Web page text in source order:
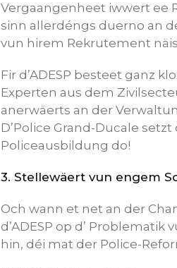
Vergaangenheet iwwert ee
sinn allerdéngs duerno an
vun hirem Rekrutement
Fir d’ADESP besteet ganz
Experten aus dem
anerwäerts an der
D’Police Grand-Ducale
Policeausbildung do!
3. Stellewäert vun engem
Och wann et net an der
d’ADESP op d’ Problematik
hin, déi mat der Police-